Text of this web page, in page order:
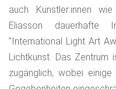
auch Künstler:innen
Eliasson dauerhafte
"International Light Art
Lichtkunst. Das Zentrum
zugänglich, wobei